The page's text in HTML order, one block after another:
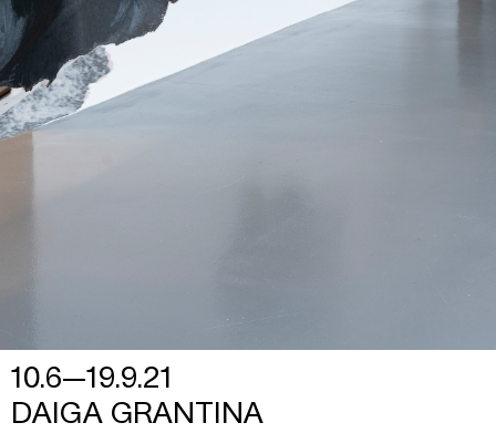
10.6—19.9.21
DAIGA GRANTINA